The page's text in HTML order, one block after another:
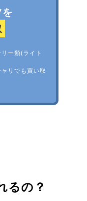
ー類(ライト
リでも買い取
るの？